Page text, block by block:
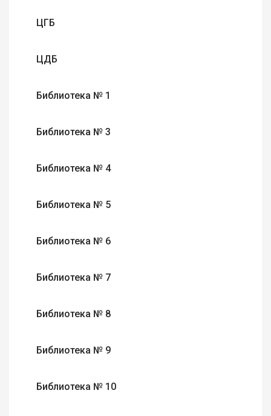
ЦГБ
ЦДБ
Библиотека № 1
Библиотека № 3
Библиотека № 4
Библиотека № 5
Библиотека № 6
Библиотека № 7
Библиотека № 8
Библиотека № 9
Библиотека № 10